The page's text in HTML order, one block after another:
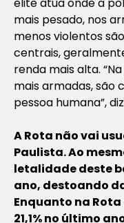
mais pesado, nos
menos violentos
centrais,
renda mais alta.
mais armadas, são
pessoa humana”,
A Rota não vai
Paulista. Ao
letalidade deste
ano, destoando
Enquanto na Rota
21,1% no último